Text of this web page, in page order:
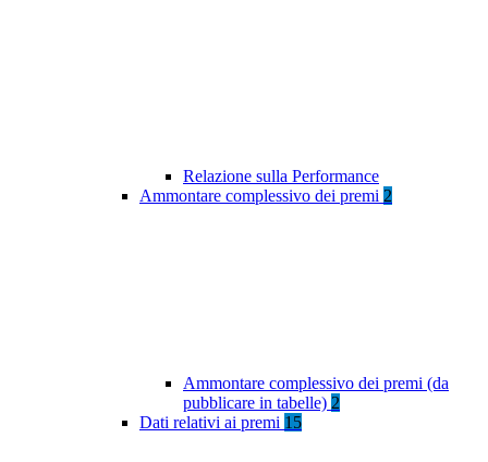
Relazione sulla Performance
Ammontare complessivo dei premi 2
Ammontare complessivo dei premi (da
pubblicare in tabelle) 2
Dati relativi ai premi 15